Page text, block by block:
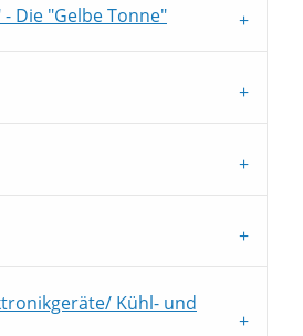
- Die "Gelbe Tonne"
Kühl- und